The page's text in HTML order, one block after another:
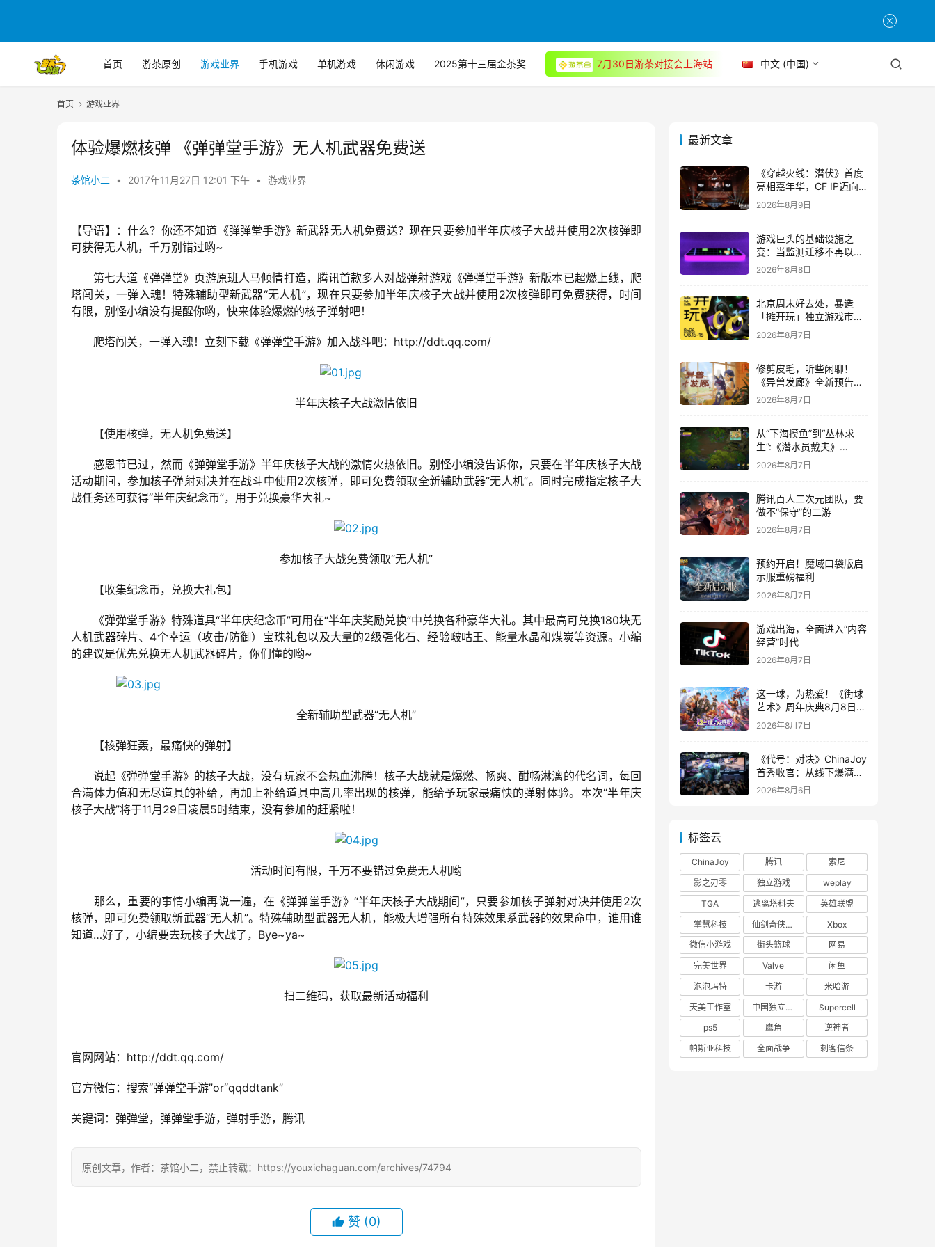
首页 游茶原创 游戏业界 手机游戏 单机游戏 休闲游戏 2025第十三届金茶奖 7月30日游茶对接会上海站 中文 (中国)
首页 游戏业界
体验爆燃核弹 《弹弹堂手游》无人机武器免费送
茶馆小二 • 2017年11月27日 12:01 下午 • 游戏业界
【导语】：什么？你还不知道《弹弹堂手游》新武器无人机免费送？现在只要参加半年庆核子大战并使用2次核弹即
可获得无人机，千万别错过哟~
第七大道《弹弹堂》页游原班人马倾情打造，腾讯首款多人对战弹射游戏《弹弹堂手游》新版本已超燃上线，爬
塔闯关，一弹入魂！特殊辅助型新武器“无人机”，现在只要参加半年庆核子大战并使用2次核弹即可免费获得，时间
有限，别怪小编没有提醒你哟，快来体验爆燃的核子弹射吧！
爬塔闯关，一弹入魂！立刻下载《弹弹堂手游》加入战斗吧：http://ddt.qq.com/
半年庆核子大战激情依旧
【使用核弹，无人机免费送】
感恩节已过，然而《弹弹堂手游》半年庆核子大战的激情火热依旧。别怪小编没告诉你，只要在半年庆核子大战
活动期间，参加核子弹射对决并在战斗中使用2次核弹，即可免费领取全新辅助武器“无人机”。同时完成指定核子大
战任务还可获得“半年庆纪念币”，用于兑换豪华大礼~
参加核子大战免费领取“无人机”
【收集纪念币，兑换大礼包】
《弹弹堂手游》特殊道具“半年庆纪念币”可用在“半年庆奖励兑换”中兑换各种豪华大礼。其中最高可兑换180块无
人机武器碎片、4个幸运（攻击/防御）宝珠礼包以及大量的2级强化石、经验啵咕王、能量水晶和煤炭等资源。小编
的建议是优先兑换无人机武器碎片，你们懂的哟~
全新辅助型武器“无人机”
【核弹狂轰，最痛快的弹射】
说起《弹弹堂手游》的核子大战，没有玩家不会热血沸腾！核子大战就是爆燃、畅爽、酣畅淋漓的代名词，每回
合满体力值和无尽道具的补给，再加上补给道具中高几率出现的核弹，能给予玩家最痛快的弹射体验。本次“半年庆
核子大战”将于11月29日凌晨5时结束，没有参加的赶紧啦！
活动时间有限，千万不要错过免费无人机哟
那么，重要的事情小编再说一遍，在《弹弹堂手游》“半年庆核子大战期间”，只要参加核子弹射对决并使用2次
核弹，即可免费领取新武器“无人机”。特殊辅助型武器无人机，能极大增强所有特殊效果系武器的效果命中，谁用谁
知道…好了，小编要去玩核子大战了，Bye~ya~
扫二维码，获取最新活动福利
官网网站：http://ddt.qq.com/
官方微信：搜索“弹弹堂手游”or“qqddtank”
关键词：弹弹堂，弹弹堂手游，弹射手游，腾讯
原创文章，作者：茶馆小二，禁止转载：https://youxichaguan.com/archives/74794
赞 (0)
最新文章
《穿越火线：潜伏》首度
亮相嘉年华，CF IP迈向
3A叙事新高度
2026年8月9日
游戏巨头的基础设施之
变：当监测迁移不再以中
断为代价
2026年8月8日
北京周末好去处，暴造
「摊开玩」独立游戏市集
正式开票！
2026年8月7日
修剪皮毛，听些闲聊！
《异兽发廊》全新预告与
Steam免费试玩公开
2026年8月7日
从“下海摸鱼”到“丛林求
生”:《潜水员戴夫》
DLC《丛林》移动端定档
8月14日
2026年8月7日
腾讯百人二次元团队，要
做不“保守”的二游
2026年8月7日
预约开启！魔域口袋版启
示服重磅福利
2026年8月7日
游戏出海，全面进入“内容
经营”时代
2026年8月7日
这一球，为热爱！《街球
艺术》周年庆典8月8日正
式上线，多重福利与全新
内容同步开启
2026年8月7日
《代号：对决》ChinaJoy
首秀收官：从线下爆满看
见玩家的真实期待
2026年8月6日
标签云
ChinaJoy 腾讯
索尼
影之刃零
独立游戏
weplay
TGA
逃离塔科夫
英雄联盟
掌慧科技
仙剑奇侠传四
Xbox
微信小游戏
街头篮球
网易
完美世界
Valve
闲鱼
泡泡玛特
卡游
米哈游
天美工作室
中国独立游戏联盟
Supercell
ps5
鹰角
逆神者
帕斯亚科技
全面战争 刺客信条